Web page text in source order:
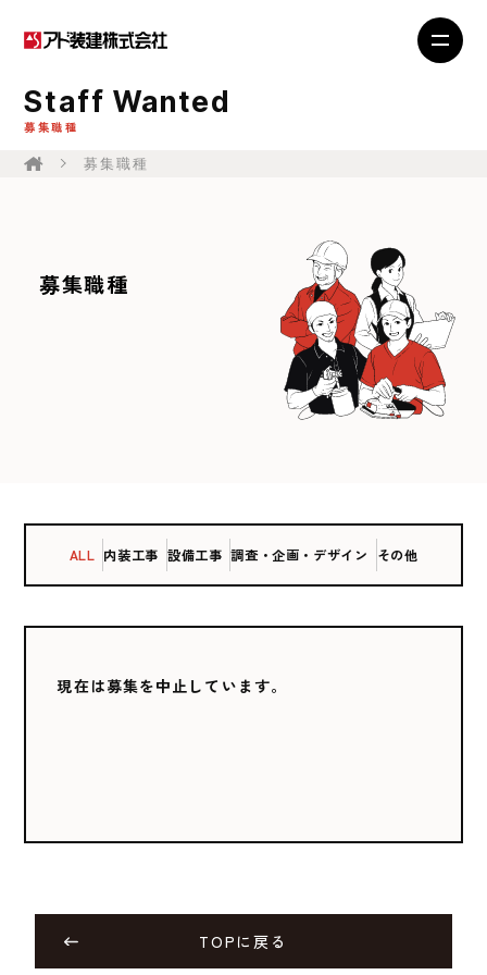
Staff Wanted
募集職種
募集職種
募集職種
ALL 内装工事 設備工事 調査・企画・ デザイン その他
現在は募集を中止しています。
TOPに戻る